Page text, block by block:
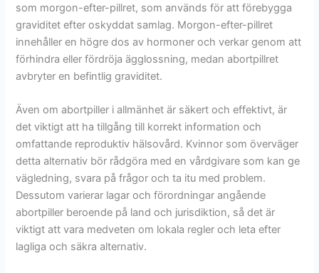
som morgon-efter-pillret, som används för att förebygga
graviditet efter oskyddat samlag. Morgon-efter-pillret
innehåller en högre dos av hormoner och verkar genom att
förhindra eller fördröja ägglossning, medan abortpillret
avbryter en befintlig graviditet.
Även om abortpiller i allmänhet är säkert och effektivt, är
det viktigt att ha tillgång till korrekt information och
omfattande reproduktiv hälsovård. Kvinnor som överväger
detta alternativ bör rådgöra med en vårdgivare som kan ge
vägledning, svara på frågor och ta itu med problem.
Dessutom varierar lagar och förordningar angående
abortpiller beroende på land och jurisdiktion, så det är
viktigt att vara medveten om lokala regler och leta efter
lagliga och säkra alternativ.